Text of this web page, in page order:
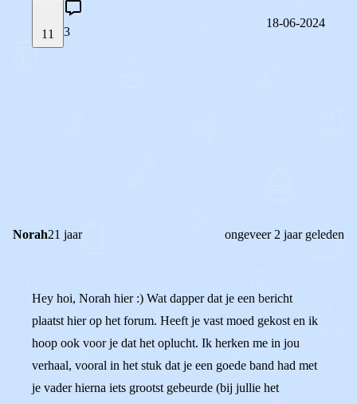
11 3
18-06-2024
Norah21 jaar ongeveer 2 jaar geleden
Hey hoi, Norah hier :) Wat dapper dat je een bericht
plaatst hier op het forum. Heeft je vast moed gekost en ik
hoop ook voor je dat het oplucht. Ik herken me in jou
verhaal, vooral in het stuk dat je een goede band had met
je vader hierna iets grootst gebeurde (bij jullie het